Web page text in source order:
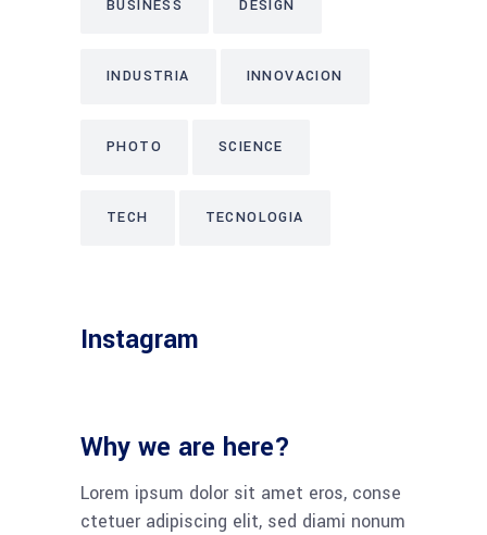
BUSINESS DESIGN
INDUSTRIA INNOVACION
PHOTO SCIENCE
TECH TECNOLOGIA
Instagram
Why we are here?
Lorem ipsum dolor sit amet eros, conse
ctetuer adipiscing elit, sed diami nonum